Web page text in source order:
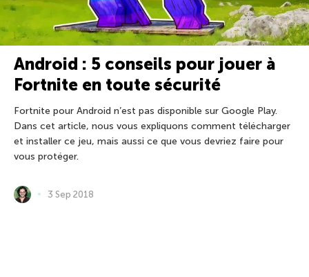
Android : 5 conseils pour jouer à
Fortnite en toute sécurité
Fortnite pour Android n’est pas disponible sur Google Play.
Dans cet article, nous vous expliquons comment télécharger
et installer ce jeu, mais aussi ce que vous devriez faire pour
vous protéger.
3 Sep 2018